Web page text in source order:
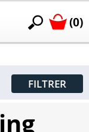
(0)
FILTRER